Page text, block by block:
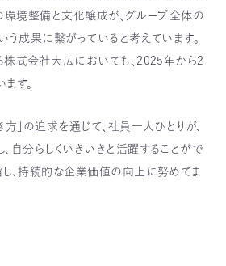
環境整備と文化醸成が、グループ全体の
う成果に繋がっていると考えています。
式会社大広においても、2025年から2
す。
」の追求を通じて、社員一人ひとりが、
自分らしくいきいきと活躍することがで
、持続的な企業価値の向上に努めてま